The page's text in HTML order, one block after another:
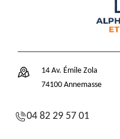
14 Av. Émile Zola
74100 Annemasse
04 82 29 57 01